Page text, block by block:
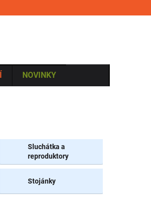
NOVINKY
Sluchátka a
reproduktory
Stojánky